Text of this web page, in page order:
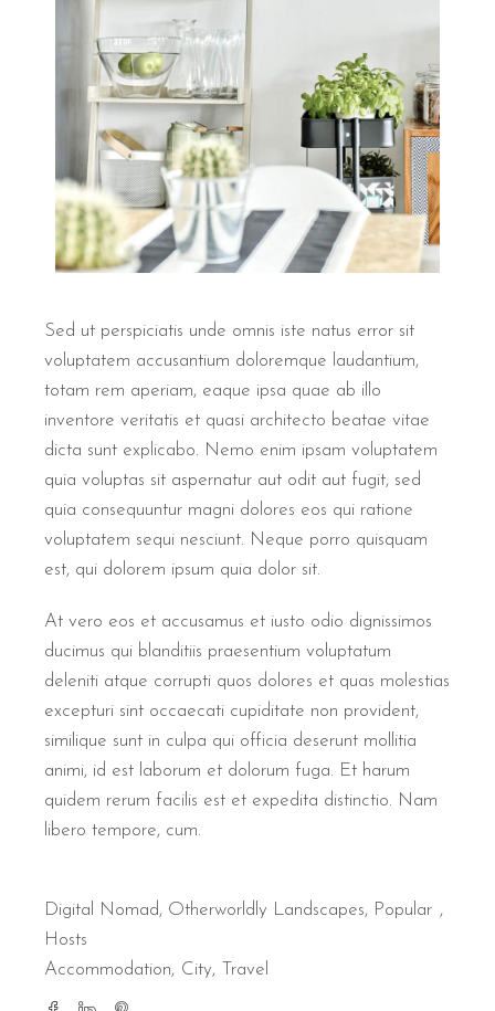
Sed ut perspiciatis unde omnis iste natus error sit
voluptatem accusantium doloremque laudantium,
totam rem aperiam, eaque ipsa quae ab illo
inventore veritatis et quasi architecto beatae vitae
dicta sunt explicabo. Nemo enim ipsam voluptatem
quia voluptas sit aspernatur aut odit aut fugit, sed
quia consequuntur magni dolores eos qui ratione
voluptatem sequi nesciunt. Neque porro quisquam
est, qui dolorem ipsum quia dolor sit.
At vero eos et accusamus et iusto odio dignissimos
ducimus qui blanditiis praesentium voluptatum
deleniti atque corrupti quos dolores et quas molestias
excepturi sint occaecati cupiditate non provident,
similique sunt in culpa qui officia deserunt mollitia
animi, id est laborum et dolorum fuga. Et harum
quidem rerum facilis est et expedita distinctio. Nam
libero tempore, cum.
Digital Nomad, Otherworldly Landscapes, Popular
Hosts
Accommodation
City Travel